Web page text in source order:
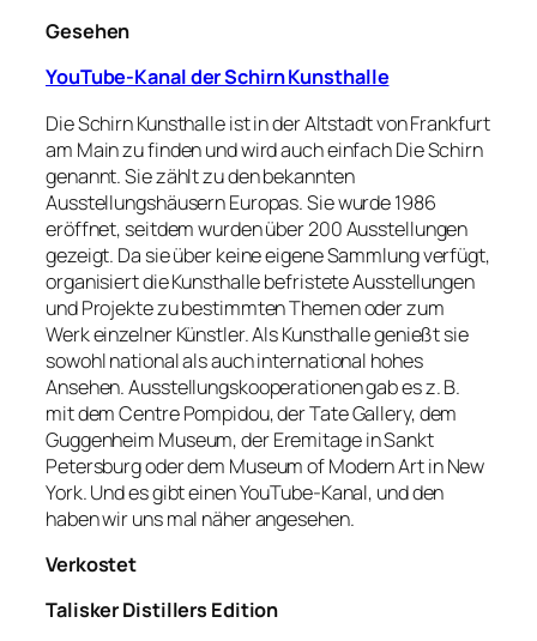
Gesehen
YouTube-Kanal der Schirn Kunsthalle
Die Schirn Kunsthalle ist in der Altstadt von Frankfurt
am Main zu finden und wird auch einfach Die Schirn
genannt. Sie zählt zu den bekannten
Ausstellungshäusern Europas. Sie wurde 1986
eröffnet, seitdem wurden über 200 Ausstellungen
gezeigt. Da sie über keine eigene Sammlung verfügt,
organisiert die Kunsthalle befristete Ausstellungen
und Projekte zu bestimmten Themen oder zum
Werk einzelner Künstler. Als Kunsthalle genießt sie
sowohl national als auch international hohes
Ansehen. Ausstellungskooperationen gab es z. B.
mit dem Centre Pompidou, der Tate Gallery, dem
Guggenheim Museum, der Eremitage in Sankt
Petersburg oder dem Museum of Modern Art in New
York. Und es gibt einen YouTube-Kanal, und den
haben wir uns mal näher angesehen.
Verkostet
Talisker Distillers Edition